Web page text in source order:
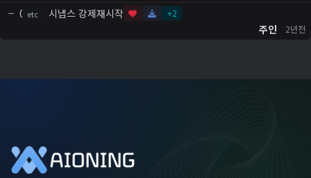
0 etc 시냅스 강제재시작 +2
주인 2년전